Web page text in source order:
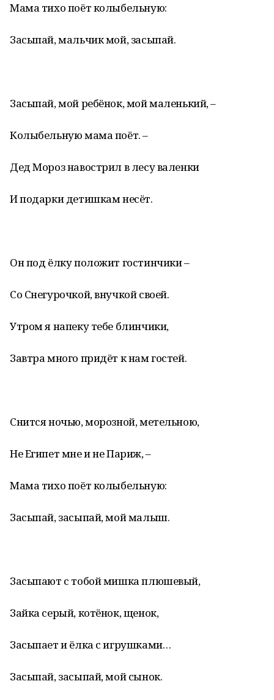
Мама тихо поёт колыбельную:
Засыпай, мальчик мой, засыпай.
Засыпай, мой ребёнок, мой маленький, –
Колыбельную мама поёт. –
Дед Мороз навострил в лесу валенки
И подарки детишкам несёт.
Он под ёлку положит гостинчики –
Со Снегурочкой, внучкой своей.
Утром я напеку тебе блинчики,
Завтра много придёт к нам гостей.
Снится ночью, морозной, метельною,
Не Египет мне и не Париж, –
Мама тихо поёт колыбельную:
Засыпай, засыпай, мой малыш.
Засыпают с тобой мишка плюшевый,
Зайка серый, котёнок, щенок,
Засыпает и ёлка с игрушками…
Засыпай, засыпай, мой сынок.